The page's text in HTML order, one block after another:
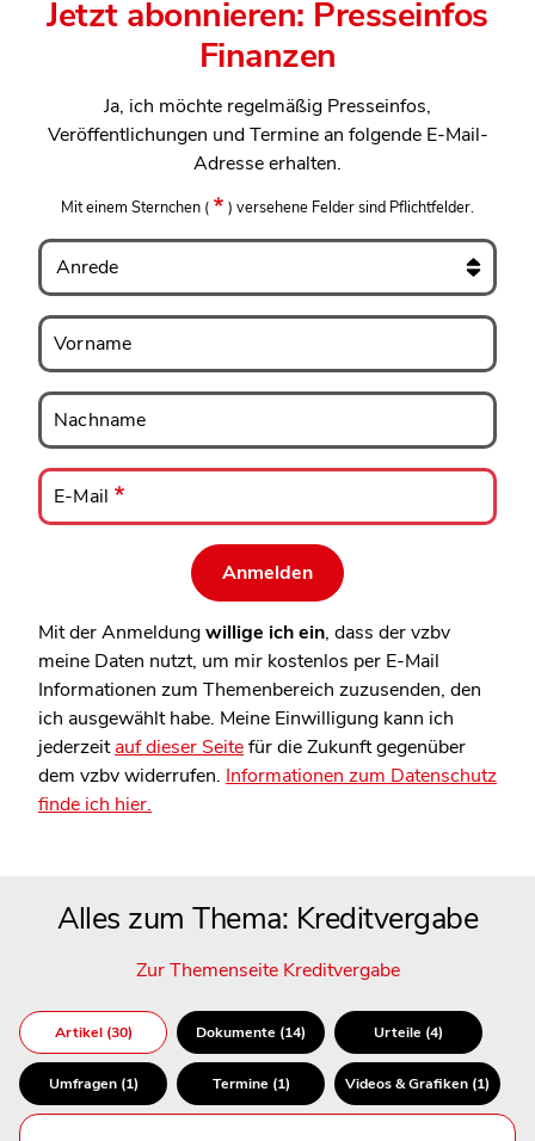
Jetzt abonnieren: Presseinfos
Finanzen
Ja, ich möchte regelmäßig Presseinfos,
Veröffentlichungen und Termine an folgende E-Mail-
Adresse erhalten.
Mit einem Sternchen ( ) versehene Felder sind Pflichtfelder.
Anrede
Vorname
Vorname
Nachname
Nachname
E-
Mail
E-Mail
Mit der Anmeldungwillige ich ein, dass der vzbv
meine Daten nutzt, um mir kostenlos per E-Mail
Informationen zum Themenbereich zuzusenden, den
ich ausgewählt habe. Meine Einwilligung kann ich
jederzeitauf dieser Seitefür die Zukunft gegenüber
dem vzbv widerrufen. Informationen zum Datenschutz
finde ich hier.
Alles zum Thema: Kreditvergabe
Zur Themenseite Kreditvergabe
Artikel (30) Dokumente (14) Urteile (4)
Umfragen (1) Termine (1) Videos & Grafiken (1)